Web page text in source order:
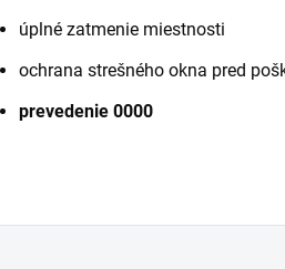
úplné zatmenie miestnosti
ochrana strešného okna pred
prevedenie 0000